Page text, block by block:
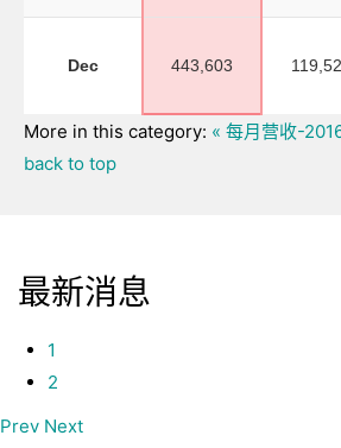
Dec 443,603
More in this category: « 每月营收-
back to top
最新消息
1
2
Prev Next